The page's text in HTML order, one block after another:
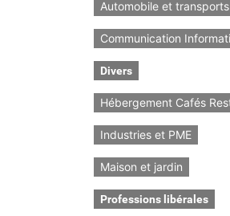
Automobile et transports
Communication
Divers
Hébergement Cafés
Industries et PME
Maison et jardin
Professions libérales